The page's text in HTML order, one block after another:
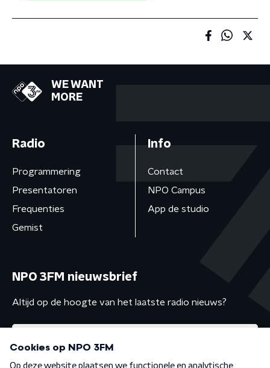
WE WANT
MORE
Radio
Programmering
Presentatoren
Frequenties
Gemist
Info
Contact
NPO Campus
App de studio
NPO 3FM nieuwsbrief
Altijd op de hoogte van het laatste radio nieuws?